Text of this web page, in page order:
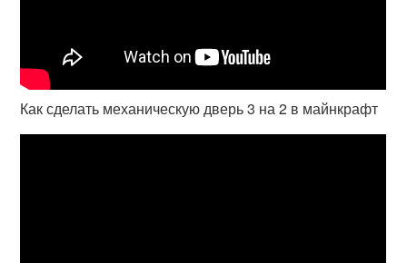
Как сделать механическую дверь 3 на 2 в майнкрафт